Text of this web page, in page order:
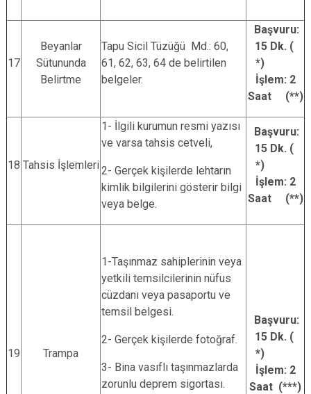
17
Beyanlar
Sütununda
Belirtme
Tapu Sicil Tüzüğü Md.: 60,
61, 62, 63, 64 de belirtilen
belgeler.
Başvuru:
15 Dk. (
*)
İşlem: 2
Saat (**)
18 Tahsis İşlemleri
1- İlgili kurumun resmi yazısı
ve varsa tahsis cetveli,
2- Gerçek kişilerde lehtarın
kimlik bilgilerini gösterir bilgi
veya belge.
Başvuru:
15 Dk. (
*)
İşlem: 2
Saat (**)
19 Trampa
1-Taşınmaz sahiplerinin veya
yetkili temsilcilerinin nüfus
cüzdanı veya pasaportu ve
temsil belgesi.
2- Gerçek kişilerde fotoğraf.
3- Bina vasıflı taşınmazlarda
zorunlu deprem sigortası.
Başvuru:
15 Dk. (
*)
İşlem: 2
Saat (***)